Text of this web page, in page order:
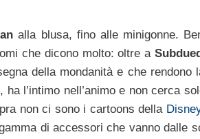
alla blusa, fino alle minigonne.
che dicono molto: oltre a
della mondanità e che rendono
l’intimo nell’animo e non cerca
non ci sono i cartoons della
di accessori che vanno dalle